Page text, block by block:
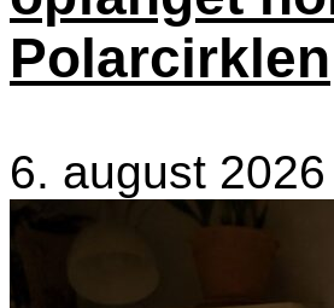
Polarcirklen
6. august 2026